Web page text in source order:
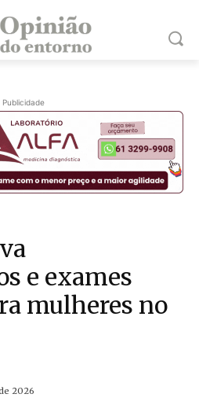
Publicidade
e exames
mulheres no
2026